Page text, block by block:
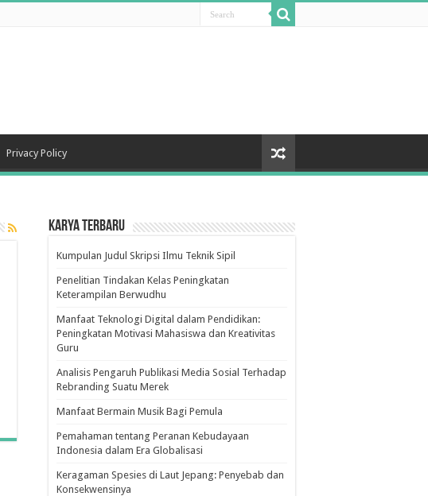
Privacy Policy
Karya Terbaru
Kumpulan Judul Skripsi Ilmu Teknik Sipil
Penelitian Tindakan Kelas Peningkatan
Keterampilan Berwudhu
Manfaat Teknologi Digital dalam Pendidikan:
Peningkatan Motivasi Mahasiswa dan Kreativitas
Guru
Analisis Pengaruh Publikasi Media Sosial Terhadap
Rebranding Suatu Merek
Manfaat Bermain Musik Bagi Pemula
Pemahaman tentang Peranan Kebudayaan
Indonesia dalam Era Globalisasi
Keragaman Spesies di Laut Jepang: Penyebab dan
Konsekwensinya